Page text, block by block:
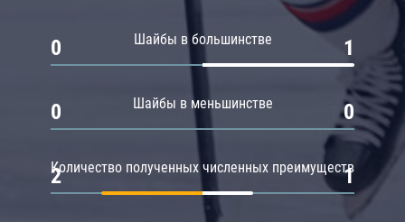
Шайбы в большинстве
0 1
Шайбы в меньшинстве
0 0
Количество полученных численных преимуществ
2 1